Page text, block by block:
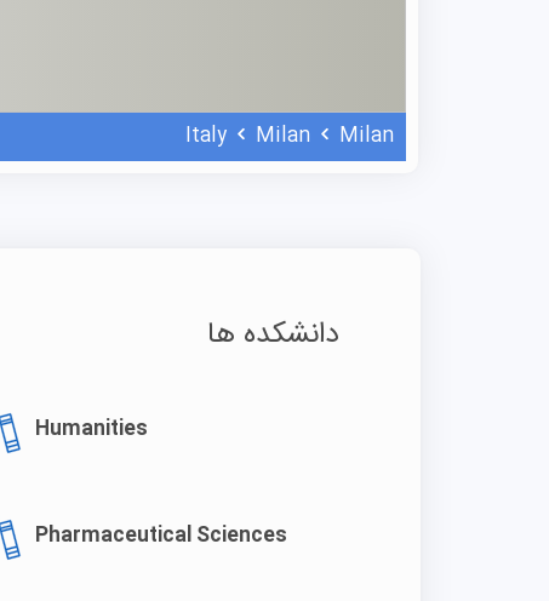
Italy Milan Milan
دانشکده ها
Humanities
Pharmaceutical Sciences